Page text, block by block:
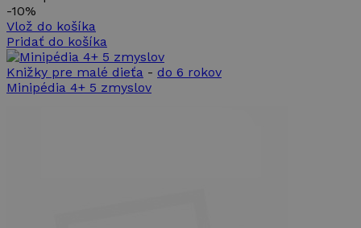
-10%
Vlož do košíka
Pridať do košíka
Knižky pre malé dieťa - do 6 rokov
Minipédia 4+ 5 zmyslov